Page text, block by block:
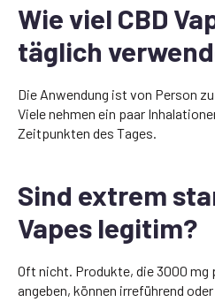
Wie viel CBD
täglich
Die Anwendung ist von Person
Viele nehmen ein paar
Zeitpunkten des Tages.
Sind extrem
Vapes legitim?
Oft nicht. Produkte, die 3000 mg
angeben, können irreführend